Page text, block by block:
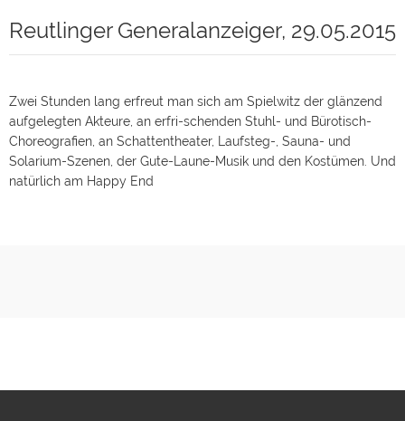
Reutlinger Generalanzeiger, 29.05.2015
Zwei Stunden lang erfreut man sich am Spielwitz der glänzend
aufgelegten Akteure, an erfri-schenden Stuhl- und Bürotisch-
Choreografien, an Schattentheater, Laufsteg-, Sauna- und
Solarium-Szenen, der Gute-Laune-Musik und den Kostümen. Und
natürlich am Happy End